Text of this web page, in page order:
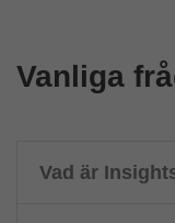
Vanliga
Vad är